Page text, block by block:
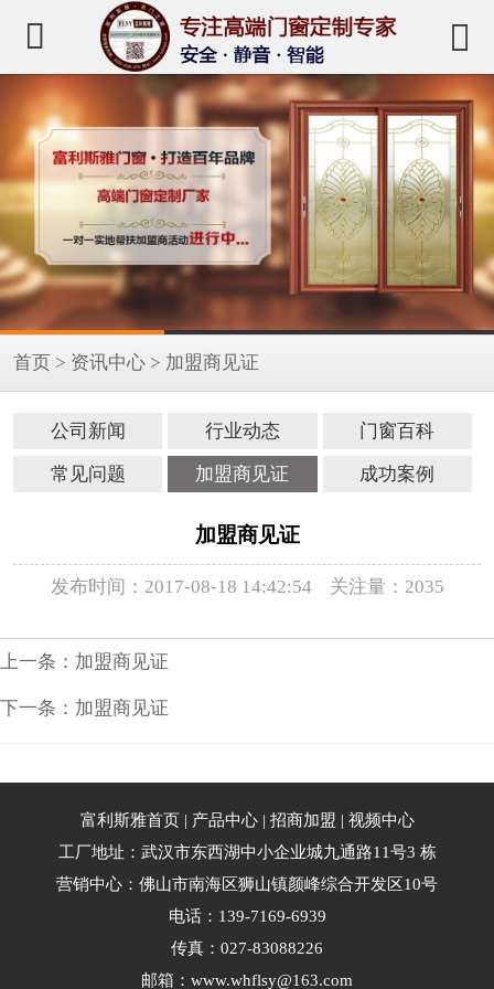


首页 > 资讯中心 > 加盟商见证
公司新闻 行业动态 门窗百科
常见问题 加盟商见证 成功案例
加盟商见证
发布时间：2017-08-18 14:42:54 关注量：2035
上一条： 加盟商见证
下一条： 加盟商见证
富利斯雅首页| 产品中心| 招商加盟 | 视频中心
工厂地址：武汉市东西湖中小企业城九通路11号3 栋
营销中心：佛山市南海区狮山镇颜峰综合开发区10号
电话：139-7169-6939
传真：027-83088226
邮箱：www.whflsy@163.com